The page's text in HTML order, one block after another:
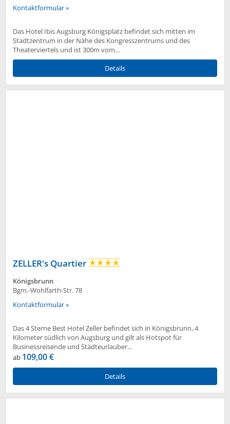
Kontaktformular »
Das Hotel Ibis Augsburg Königsplatz befindet sich mitten im
Stadtzentrum in der Nähe des Kongresszentrums und des
Theaterviertels und ist 300m vom...
Details
ZELLER's Quartier
Königsbrunn
Bgm.-Wohlfarth-Str. 78
Kontaktformular »
Das 4 Sterne Best Hotel Zeller befindet sich in Königsbrunn, 4
Kilometer südlich von Augsburg und gilt als Hotspot für
Businessreisende und Städteurlauber...
ab 109,00 €
Details